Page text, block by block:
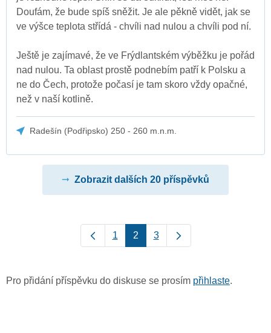
Doufám, že bude spíš sněžit. Je ale pěkně vidět, jak se
ve výšce teplota střídá - chvíli nad nulou a chvíli pod ní.
Ještě je zajímavé, že ve Frýdlantském výběžku je pořád
nad nulou. Ta oblast prostě podnebím patří k Polsku a
ne do Čech, protože počasí je tam skoro vždy opačné,
než v naší kotlině.
Radešín (Podřipsko) 250 - 260 m.n.m.
Zobrazit dalších 20 příspěvků
1 2 3
Pro přidání příspěvku do diskuse se prosím přihlaste.